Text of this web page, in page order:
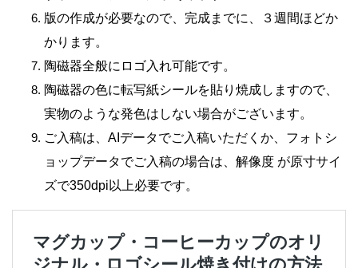
版の作成が必要なので、完成までに、３週間ほどか
かります。
陶磁器全般にロゴ入れ可能です。
陶磁器の色に転写紙シールを貼り焼成しますので、
実物のような発色はしない場合がございます。
ご入稿は、AIデータでご入稿いただくか、フォトシ
ョップデータでご入稿の場合は、解像度 が原寸サイ
ズで350dpi以上必要です。